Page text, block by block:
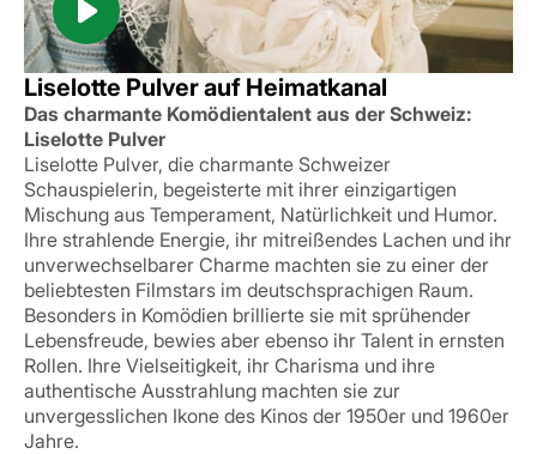
Liselotte Pulver auf Heimatkanal
Das charmante Komödientalent aus der Schweiz:
Liselotte Pulver
Liselotte Pulver, die charmante Schweizer
Schauspielerin, begeisterte mit ihrer einzigartigen
Mischung aus Temperament, Natürlichkeit und Humor.
Ihre strahlende Energie, ihr mitreißendes Lachen und ihr
unverwechselbarer Charme machten sie zu einer der
beliebtesten Filmstars im deutschsprachigen Raum.
Besonders in Komödien brillierte sie mit sprühender
Lebensfreude, bewies aber ebenso ihr Talent in ernsten
Rollen. Ihre Vielseitigkeit, ihr Charisma und ihre
authentische Ausstrahlung machten sie zur
unvergesslichen Ikone des Kinos der 1950er und 1960er
Jahre.